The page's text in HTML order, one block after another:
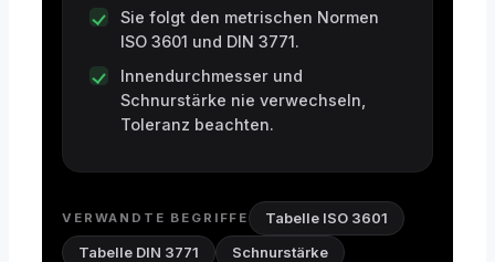
Sie folgt den metrischen Normen
ISO 3601 und DIN 3771.
Innendurchmesser und
Schnurstärke nie verwechseln,
Toleranz beachten.
VERWANDTE BEGRIFFE
Tabelle ISO 3601
Tabelle DIN 3771
Schnurstärke